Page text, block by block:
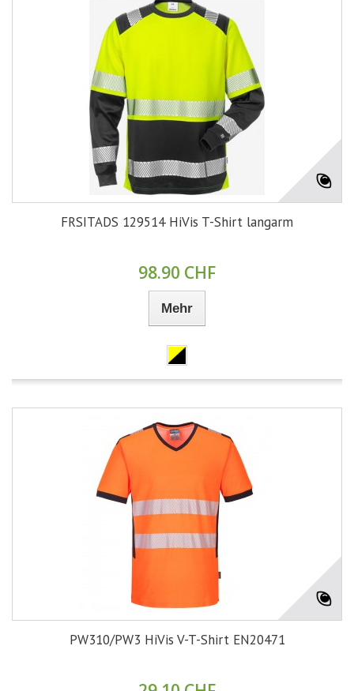
FRSITADS 129514 HiVis T-Shirt langarm
98.90 CHF
Mehr
PW310/PW3 HiVis V-T-Shirt EN20471